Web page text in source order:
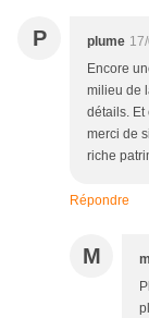
P plume
Encore
milieu de
détails. Et
merci de
riche
Répondre
M